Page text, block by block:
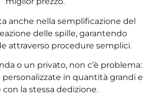
anche nella semplificazione del
delle spille, garantendo
attraverso procedure semplici.
o un privato, non c’è problema:
in quantità grandi e
con la stessa dedizione.